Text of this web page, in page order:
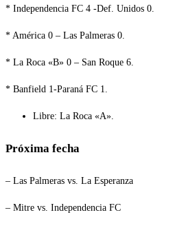
* Independencia FC 4 -Def. Unidos 0.
* América 0 – Las Palmeras 0.
* La Roca «B» 0 – San Roque 6.
* Banfield 1-Paraná FC 1.
Libre: La Roca «A».
Próxima fecha
– Las Palmeras vs. La Esperanza
– Mitre vs. Independencia FC